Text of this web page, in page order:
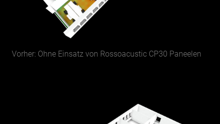
Vorher: Ohne Einsatz von Rossoacustic CP30 Paneelen